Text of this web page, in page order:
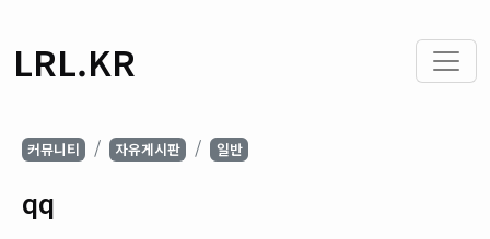
LRL.KR
커뮤니티 자유게시판 일반
qq